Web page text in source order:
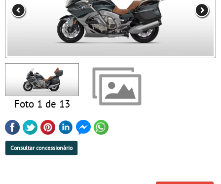
Foto 1 de 13
Consultar concessionário